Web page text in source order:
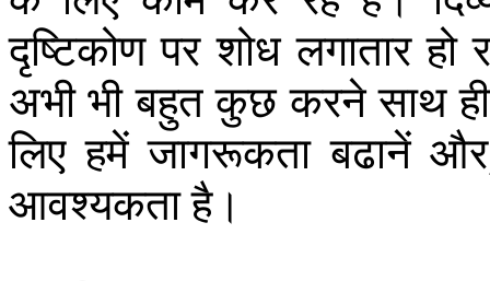
दृष्टिकोण पर शोध लगातार हो
अभी भी बहुत कुछ करने साथ ही
लिए हमें जागरूकता बढानें और
आवश्यकता है।